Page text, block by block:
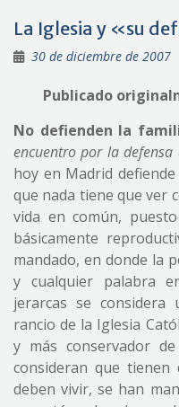
La Iglesia y «su
30 de diciembre de 2007
Publicado
No defienden la
encuentro por la
hoy en Madrid defiende
que nada tiene que ver
vida en común,
básicamente
mandado, en donde la
y cualquier palabra
jerarcas se
rancio de la Iglesia
y más conservador
consideran que
deben vivir, se han